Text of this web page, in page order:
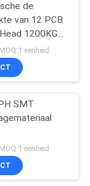
de
van 12 PCB
1200KG
Machine
eenheid
SMT
eenheid